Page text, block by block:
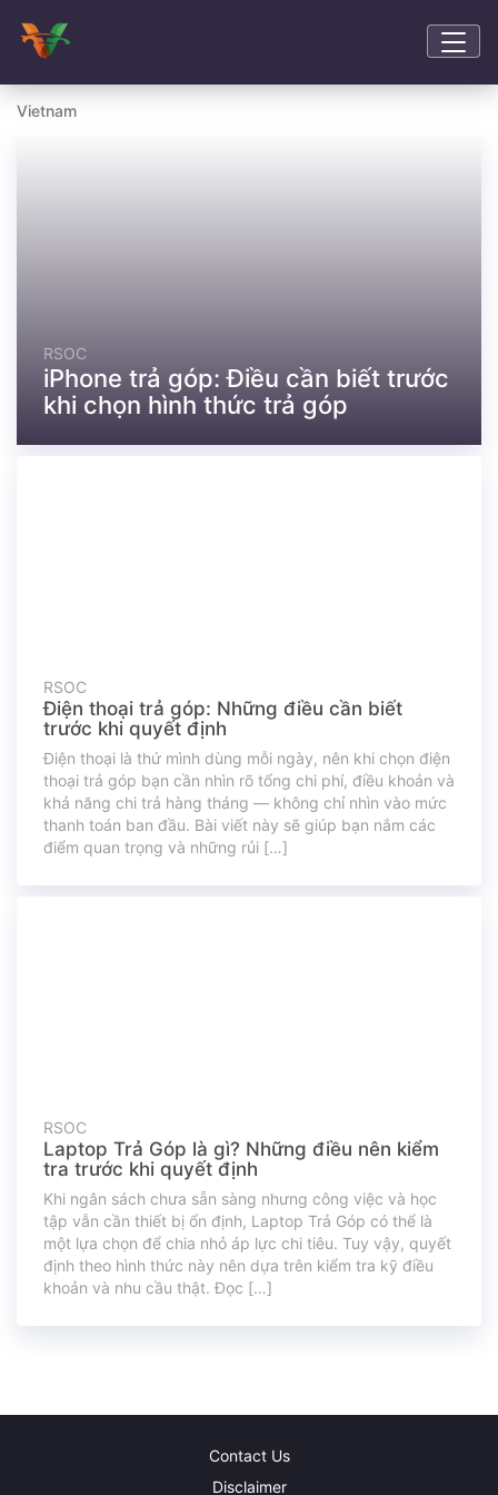
Vietnam
RSOC
iPhone trả góp: Điều cần biết trước
khi chọn hình thức trả góp
RSOC
Điện thoại trả góp: Những điều cần biết
trước khi quyết định
Điện thoại là thứ mình dùng mỗi ngày, nên khi chọn điện
thoại trả góp bạn cần nhìn rõ tổng chi phí, điều khoản và
khả năng chi trả hàng tháng — không chỉ nhìn vào mức
thanh toán ban đầu. Bài viết này sẽ giúp bạn nắm các
điểm quan trọng và những rủi […]
RSOC
Laptop Trả Góp là gì? Những điều nên kiểm
tra trước khi quyết định
Khi ngân sách chưa sẵn sàng nhưng công việc và học
tập vẫn cần thiết bị ổn định, Laptop Trả Góp có thể là
một lựa chọn để chia nhỏ áp lực chi tiêu. Tuy vậy, quyết
định theo hình thức này nên dựa trên kiểm tra kỹ điều
khoản và nhu cầu thật. Đọc […]
Contact Us
Disclaimer